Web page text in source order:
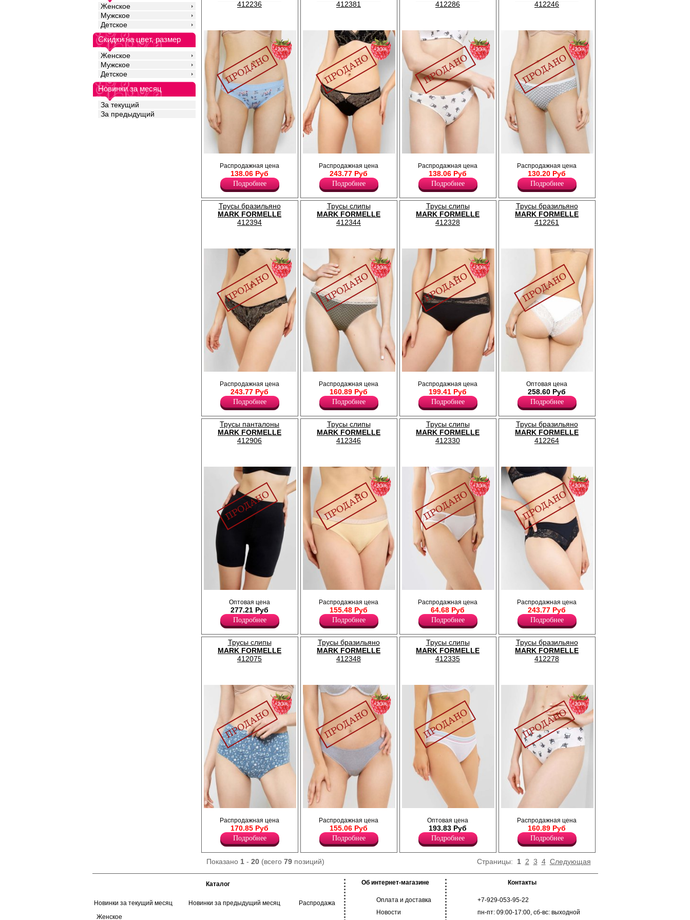
Женское
Мужское
Детское
Скидки на цвет, размер
Женское
Мужское
Детское
Новинки за месяц
За текущий
За предыдущий
412236
резинкой по поясу и ножке.
−20%
Распродажная цена
138.06 Руб
Подробнее
412381
боковая и задняя часть изделия из
эластичного кружева.
Лайкра 11%
Полиамид 66%
Хлопок 23%
−20%
Распродажная цена
243.77 Руб
Подробнее
412286
по поясу и обработка оверлоком по ножке.
Лайкра 4%
Бамбук 96%
−20%
Распродажная цена
138.06 Руб
Подробнее
412246
поясу и ножке.
Лайкра 5%
Хлопок 95%
−20%
Распродажная цена
130.20 Руб
Подробнее
Трусы бразильяно
MARK FORMELLE
412394
полностью кружевные.
−20%
Распродажная цена
243.77 Руб
Подробнее
Трусы слипы
MARK FORMELLE
412344
по поясу и ножке, кружевная вставка по
поясу на передней детали.
Лайкра 6%
Полиамид 9%
Хлопок 85%
−20%
Распродажная цена
160.89 Руб
Подробнее
Трусы слипы
MARK FORMELLE
412328
поясу и по ножке, передняя деталь по
поясу оформлена кружевом.
Лайкра 6%
Полиамид 13%
Хлопок 81%
−20%
Распродажная цена
199.41 Руб
Подробнее
Трусы бразильяно
MARK FORMELLE
412261
по поясу и ножке, по задней детали по
ножке декорированно широким кружевом.
Лайкра 12%
Полиамид 80%
Хлопок 8%
Оптовая цена
258.60 Руб
Подробнее
Трусы панталоны
MARK FORMELLE
412906
Оптовая цена
277.21 Руб
Подробнее
Трусы слипы
MARK FORMELLE
412346
эластичная резинка по поясу и мягкая по
ножке.
Лайкра 5%
Хлопок 95%
−20%
Распродажная цена
155.48 Руб
Подробнее
Трусы слипы
MARK FORMELLE
412330
по поясу и ножке, по боковой части
кружевные вставки.
Лайкра 7%
Полиамид 22%
Хлопок 71%
−70%
Распродажная цена
64.68 Руб
Подробнее
Трусы бразильяно
MARK FORMELLE
412264
по поясу, по ножке обработка широкой
кружевной резинкой.
Лайкра 8%
Полиамид 36%
Хлопок 56%
−20%
Распродажная цена
243.77 Руб
Подробнее
Трусы слипы
MARK FORMELLE
412075
резинкой по поясу и ножке.
−20%
Распродажная цена
170.85 Руб
Подробнее
Трусы бразильяно
MARK FORMELLE
412348
поясу и ножке декоративная резинка, по
задней части обработка по ножке
куржевной тесьмой.
Лайкра 6%
Полиамид 14%
Хлопок 80%
−20%
Распродажная цена
155.06 Руб
Подробнее
Трусы слипы
MARK FORMELLE
412335
эластичной резинкой по поясу и мягкой по
ножке.
Лайкра 5%
Хлопок 95%
Оптовая цена
193.83 Руб
Подробнее
Трусы бразильяно
MARK FORMELLE
412278
Лайкра 8%
Хлопок 92%
−20%
Распродажная цена
160.89 Руб
Подробнее
Страницы: 1 2 3 4 Следующая
Показано 1- 20(всего 79позиций)
Каталог
Новинки за текущий месяц Новинки за предыдущий месяц
Распродажа
Женское
Об интернет-магазине
Оплата и доставка
Новости
Контакты
+7-929-053-95-22
пн-пт: 09:00-17:00, сб-вс: выходной